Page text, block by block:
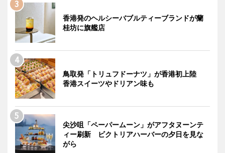
香港発のヘルシーバブルティーブランドが蘭
桂坊に旗艦店
鳥取発「トリュフドーナツ」が香港初上陸
香港スイーツやドリアン味も
尖沙咀「ペーパームーン」がアフタヌーンテ
ィー刷新 ビクトリアハーバーの夕日を見な
がら